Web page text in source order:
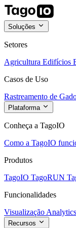
Soluções
Setores
Agricultura Edifícios
Casos de Uso
Rastreamento de
Plataforma
Conheça a TagoIO
Como a TagoIO
Produtos
TagoIO TagoRUN
Funcionalidades
Visualização Analytics
Recursos